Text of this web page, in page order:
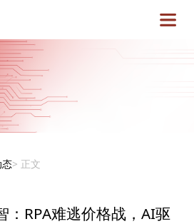
> 正文
：RPA难逃价格战，AI驱